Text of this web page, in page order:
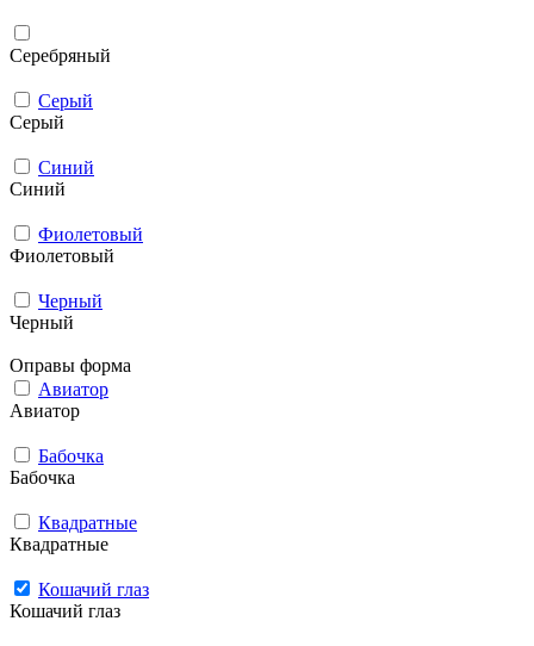
Серебряный
Серый
Серый
Синий
Синий
Фиолетовый
Фиолетовый
Черный
Черный
Оправы форма
Авиатор
Авиатор
Бабочка
Бабочка
Квадратные
Квадратные
Кошачий глаз
Кошачий глаз